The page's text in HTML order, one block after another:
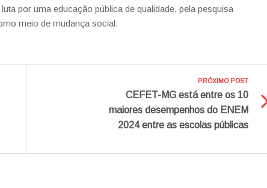
por uma educação pública de qualidade, pela pesquisa
meio de mudança social.
PRÓXIMO POST
CEFET-MG está entre os 10
maiores desempenhos do ENEM
2024 entre as escolas públicas